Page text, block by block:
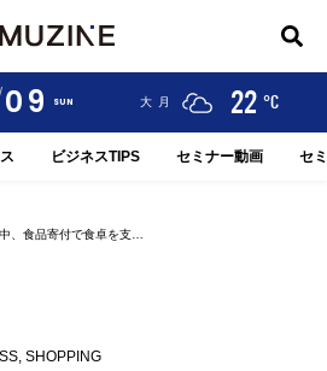
09 SUN
湖 大月 22 °C
ビジネスTIPS セミナー動画 セ
食品寄付で食卓を支…
, SHOPPING